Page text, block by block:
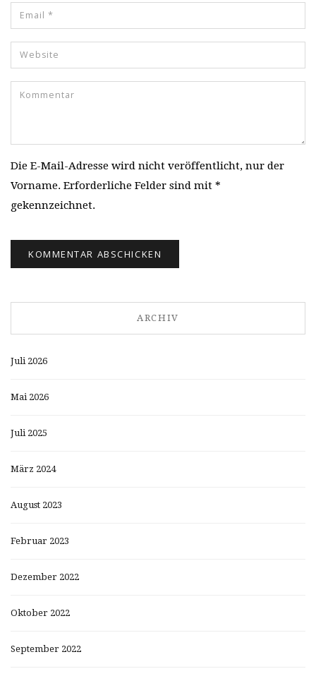
Die E-Mail-Adresse wird nicht veröffentlicht, nur der
Vorname. Erforderliche Felder sind mit *
gekennzeichnet.
ARCHIV
Juli 2026
Mai 2026
Juli 2025
März 2024
August 2023
Februar 2023
Dezember 2022
Oktober 2022
September 2022